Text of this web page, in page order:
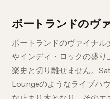
ポートランドのヴ
ポートランドのヴァイナル
やインディ・ロックの盛
楽史と切り離せません。
Loungeのようなライブハ